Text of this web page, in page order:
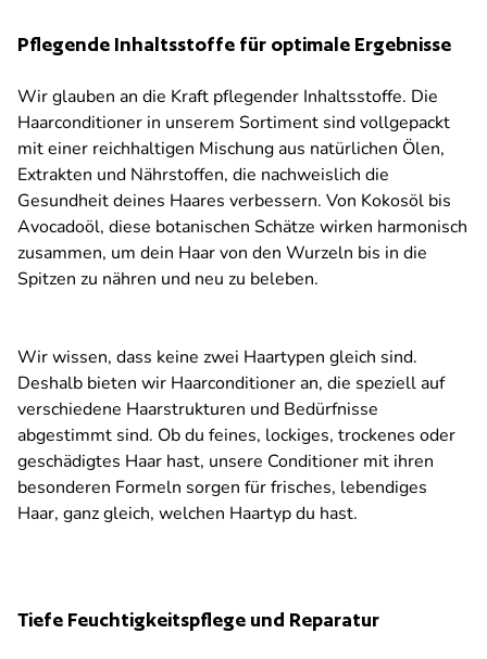
Pflegende Inhaltsstoffe für optimale Ergebnisse
Wir glauben an die Kraft pflegender Inhaltsstoffe. Die
Haarconditioner in unserem Sortiment sind vollgepackt
mit einer reichhaltigen Mischung aus natürlichen Ölen,
Extrakten und Nährstoffen, die nachweislich die
Gesundheit deines Haares verbessern. Von Kokosöl bis
Avocadoöl, diese botanischen Schätze wirken harmonisch
zusammen, um dein Haar von den Wurzeln bis in die
Spitzen zu nähren und neu zu beleben.
Wir wissen, dass keine zwei Haartypen gleich sind.
Deshalb bieten wir Haarconditioner an, die speziell auf
verschiedene Haarstrukturen und Bedürfnisse
abgestimmt sind. Ob du feines, lockiges, trockenes oder
geschädigtes Haar hast, unsere Conditioner mit ihren
besonderen Formeln sorgen für frisches, lebendiges
Haar, ganz gleich, welchen Haartyp du hast.
Tiefe Feuchtigkeitspflege und Reparatur